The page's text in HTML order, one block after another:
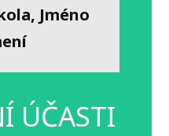
Jméno
ÚČASTI